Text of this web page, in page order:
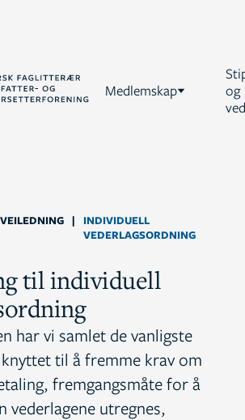
Medlemskap
og
VEILEDNING |
INDIVIDUELL
VEDERLAGSORDNING
til individuell
har vi samlet de vanligste
til å fremme krav om
fremgangsmåte for å
vederlagene utregnes,